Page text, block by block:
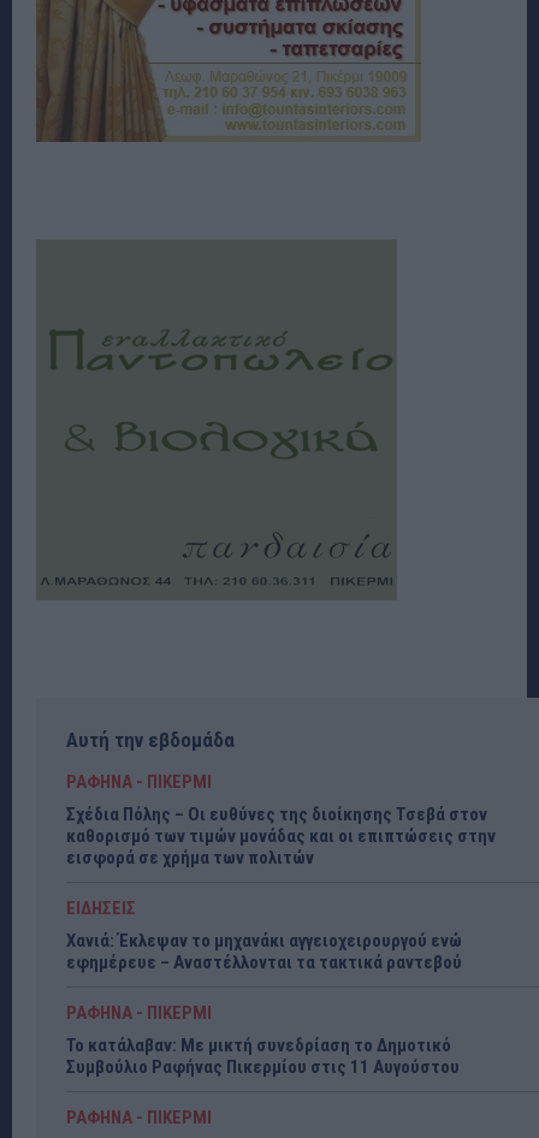
Αυτή την εβδομάδα
ΡΑΦΗΝΑ - ΠΙΚΕΡΜΙ
Σχέδια Πόλης – Οι ευθύνες της διοίκησης Τσεβά στον
καθορισμό των τιμών μονάδας και οι επιπτώσεις στην
εισφορά σε χρήμα των πολιτών
ΕΙΔΗΣΕΙΣ
Χανιά: Έκλεψαν το μηχανάκι αγγειοχειρουργού ενώ
εφημέρευε – Αναστέλλονται τα τακτικά ραντεβού
ΡΑΦΗΝΑ - ΠΙΚΕΡΜΙ
Το κατάλαβαν: Με μικτή συνεδρίαση το Δημοτικό
Συμβούλιο Ραφήνας Πικερμίου στις 11 Αυγούστου
ΡΑΦΗΝΑ - ΠΙΚΕΡΜΙ